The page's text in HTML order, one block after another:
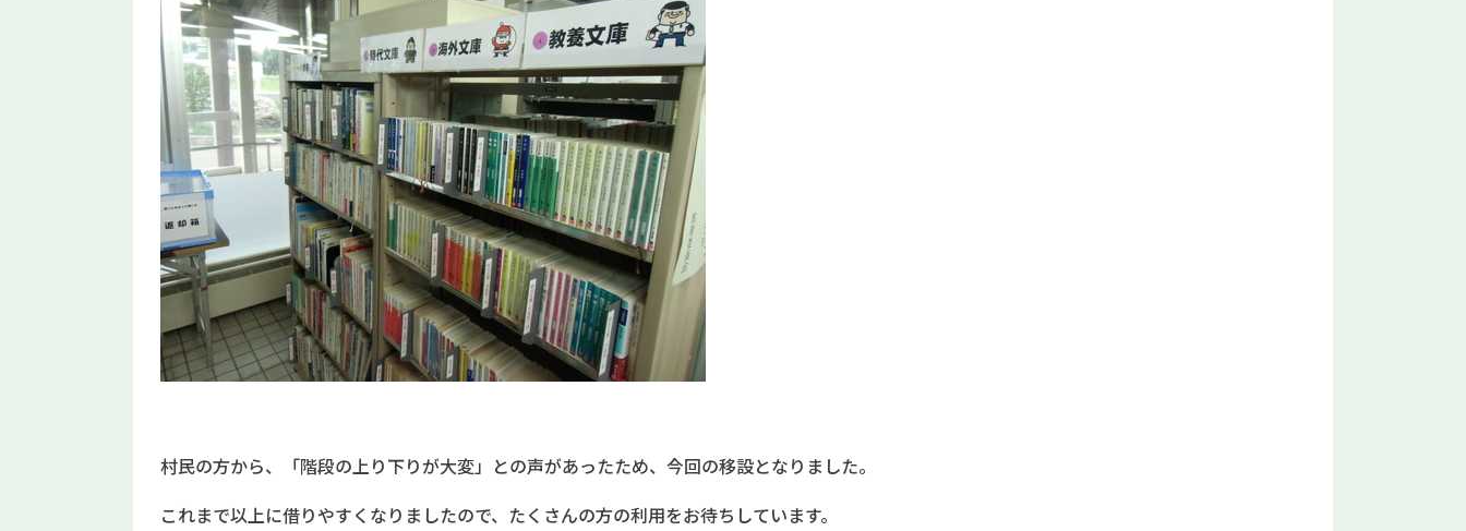
村民の方から、「階段の上り下りが大変」との声があったため、今回の移設となりました。
これまで以上に借りやすくなりましたので、たくさんの方の利用をお待ちしています。